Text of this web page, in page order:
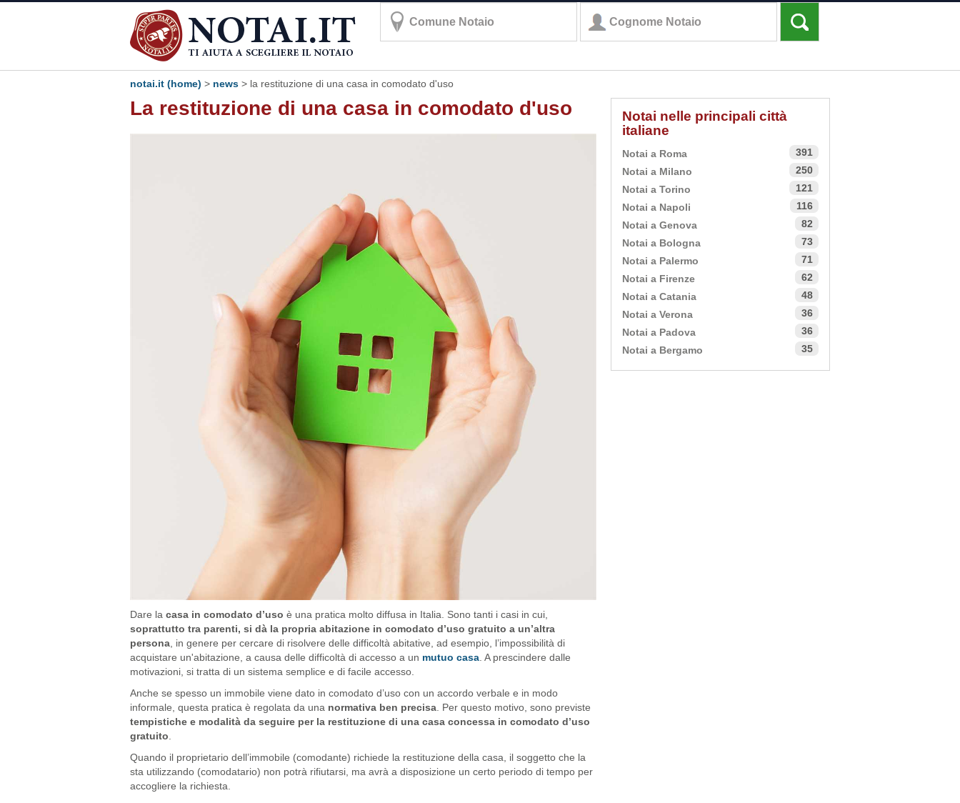
notai.it (home) > news > la restituzione di una casa in comodato d'uso
La restituzione di una casa in comodato d'uso
Dare la casa in comodato d’uso è una pratica molto diffusa in Italia. Sono tanti i casi in cui,
soprattutto tra parenti, si dà la propria abitazione in comodato d’uso gratuito a un’altra
persona , in genere per cercare di risolvere delle difficoltà abitative, ad esempio, l’impossibilità di
acquistare un'abitazione, a causa delle difficoltà di accesso a un mutuo casa . A prescindere dalle
motivazioni, si tratta di un sistema semplice e di facile accesso.
Anche se spesso un immobile viene dato in comodato d’uso con un accordo verbale e in modo
informale, questa pratica è regolata da una normativa ben precisa . Per questo motivo, sono previste
tempistiche e modalità da seguire per la restituzione di una casa concessa in comodato d’uso
gratuito
Quando il proprietario dell’immobile (comodante) richiede la restituzione della casa, il soggetto che la
sta utilizzando (comodatario) non potrà rifiutarsi, ma avrà a disposizione un certo periodo di tempo per
accogliere la richiesta.
Notai nelle principali città
italiane
Notai a Roma
391
Notai a Milano
250
Notai a Torino
121
Notai a Napoli
116
Notai a Genova
82
Notai a Bologna
73
Notai a Palermo
71
Notai a Firenze
62
Notai a Catania
48
Notai a Verona
36
Notai a Padova
36
Notai a Bergamo
35